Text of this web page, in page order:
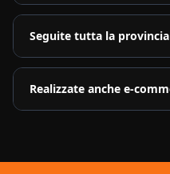
Seguite tutta la
Realizzate anche e-